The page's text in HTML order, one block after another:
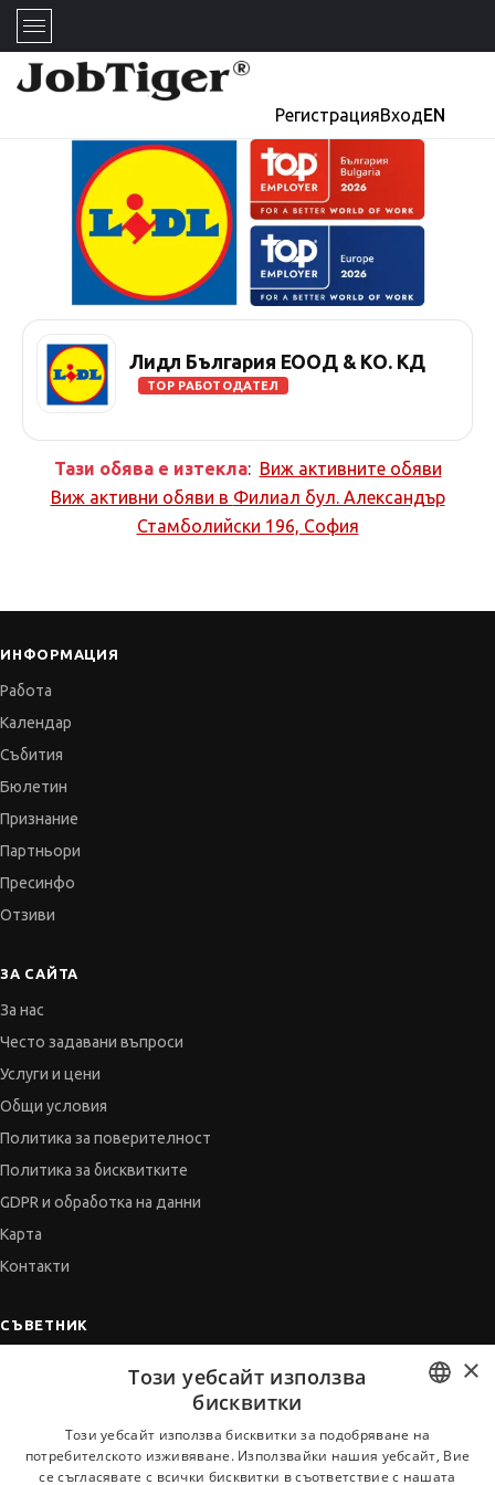
РегистрацияВходEN
Лидл България ЕООД & КО. КД
TOP РАБОТОДАТЕЛ
Тази обява е изтекла: Виж активните обяви
Виж активни обяви в Филиал бул. Александър
Стамболийски 196, София
ИНФОРМАЦИЯ
Работа
Календар
Събития
Бюлетин
Признание
Партньори
Пресинфо
Отзиви
ЗА САЙТА
За нас
Често задавани въпроси
Услуги и цени
Общи условия
Политика за поверителност
Политика за бисквитките
GDPR и обработка на данни
Карта
Контакти
СЪВЕТНИК
Когато получим оферта
BULGARIAN
ENGLISH
×
Този уебсайт използва
бисквитки
Този уебсайт използва бисквитки за подобряване на
потребителското изживяване. Използвайки нашия уебсайт, Вие
се съгласявате с всички бисквитки в съответствие с нашата